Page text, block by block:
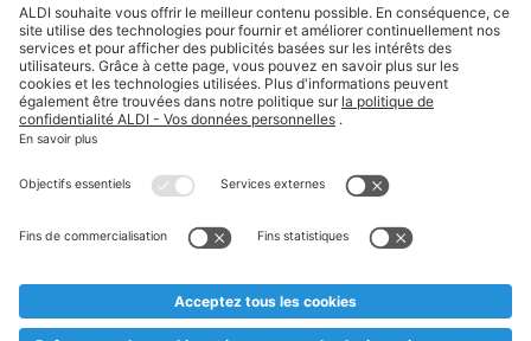
Suivez ALDI Belgique
Textes marqués d'un astérisque et mentions légales
* Nous vendons ces articles temporairement et jusqu'à
au cas où, malgré le planning bien étudié, nous serions
prématurément en rupture de stock. Prix Recupel et TVA incl.
** Sur ce site, l’utilisation de la forme masculine a été adoptée